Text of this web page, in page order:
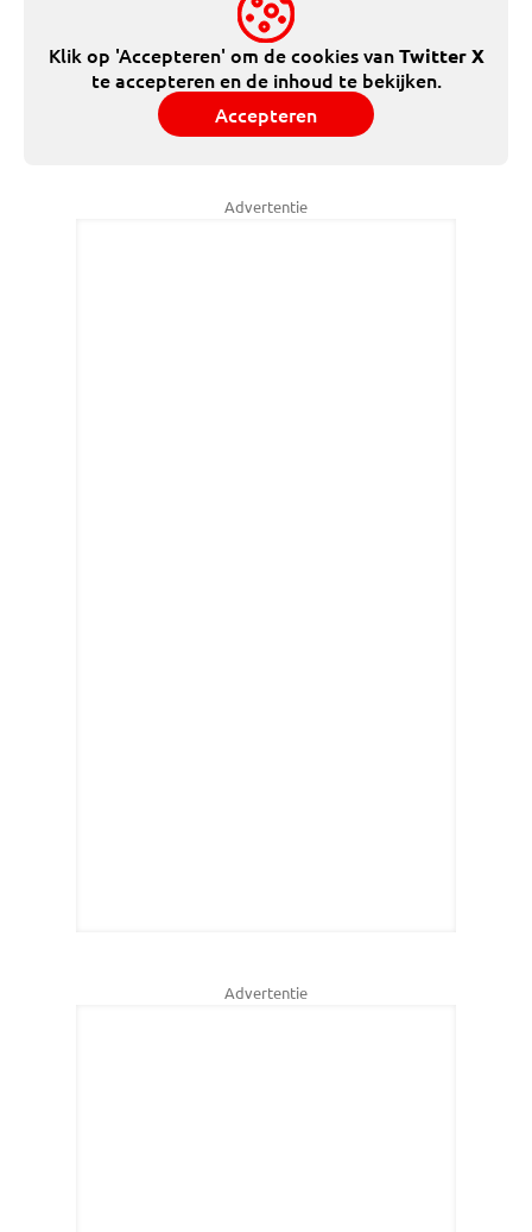
Klik op 'Accepteren' om de cookies vanTwitter X
te accepteren en de inhoud te bekijken.
Accepteren
Advertentie
Advertentie